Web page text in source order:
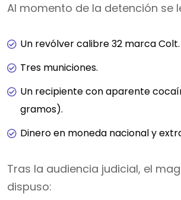
Al momento de la detención se
Un revólver calibre 32 marca Colt.
Tres municiones.
Un recipiente con aparente
gramos).
Dinero en moneda nacional y
Tras la audiencia judicial, el
dispuso: